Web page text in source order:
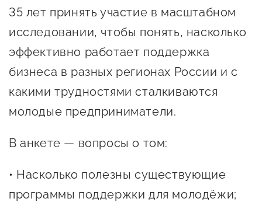
Меры поддержки
Навигатор по мерам
поддержки
Образовательная поддержка
Поддержка креативного и
инновационно-
35 лет принять участие в масштабном
исследовании, чтобы понять, насколько
эффективно работает поддержка
бизнеса в разных регионах России и с
какими трудностями сталкиваются
молодые предприниматели.
В анкете — вопросы о том:
• Насколько полезны существующие
программы поддержки для молодёжи;